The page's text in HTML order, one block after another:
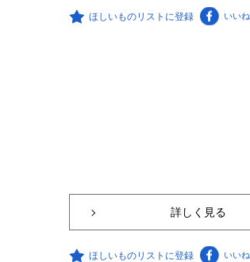
ほしいものリストに登録 いいね
詳しく見る
ほしいものリストに登録 いいね